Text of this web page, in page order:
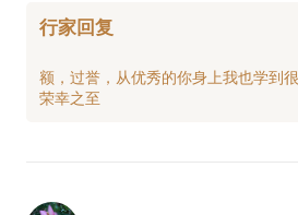
行家回复
额，过誉，从优秀的你身上我也学到